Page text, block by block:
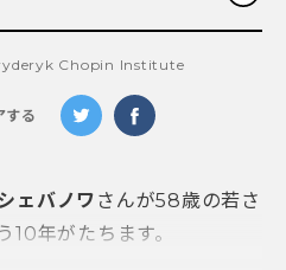
Chopin Institute
する
ェバノワ さんが58歳の若さ
10年がたちます。